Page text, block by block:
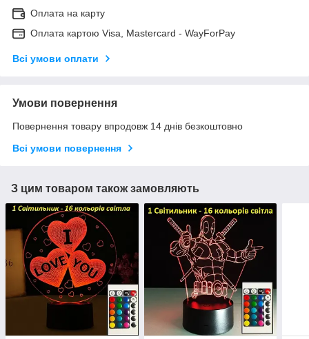
Оплата на карту
Оплата картою Visa, Mastercard - WayForPay
Всі умови оплати
Умови повернення
Повернення товару впродовж 14 днів безкоштовно
Всі умови повернення
З цим товаром також замовляють